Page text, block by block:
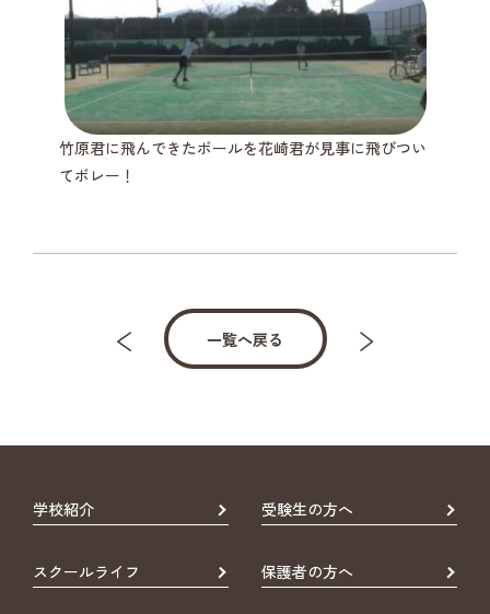
竹原君に飛んできたボールを花崎君が見事に飛びつい
てボレー！
一覧へ戻る
学校紹介 受験生の方へ
スクールライフ 保護者の方へ